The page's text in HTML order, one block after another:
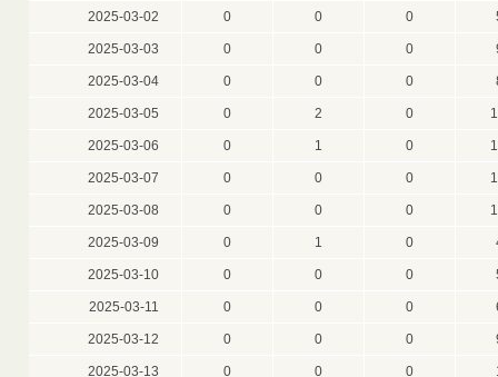
2025-03-02 0 0 0
2025-03-03 0 0 0
2025-03-04 0 0 0
2025-03-05 0 2 0
2025-03-06 0 1 0
2025-03-07 0 0 0
2025-03-08 0 0 0
2025-03-09 0 1 0
2025-03-10 0 0 0
2025-03-11 0 0 0
2025-03-12 0 0 0
2025-03-13 0 0 0